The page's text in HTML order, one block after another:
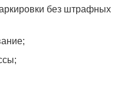
без штрафных